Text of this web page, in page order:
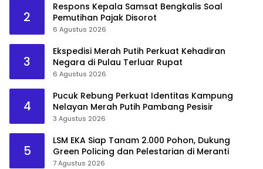
2
Respons Kepala Samsat Bengkalis Soal
Pemutihan Pajak Disorot
6 Agustus 2026
3
Ekspedisi Merah Putih Perkuat Kehadiran
Negara di Pulau Terluar Rupat
6 Agustus 2026
4
Pucuk Rebung Perkuat Identitas Kampung
Nelayan Merah Putih Pambang Pesisir
3 Agustus 2026
5
LSM EKA Siap Tanam 2.000 Pohon, Dukung
Green Policing dan Pelestarian di Meranti
7 Agustus 2026